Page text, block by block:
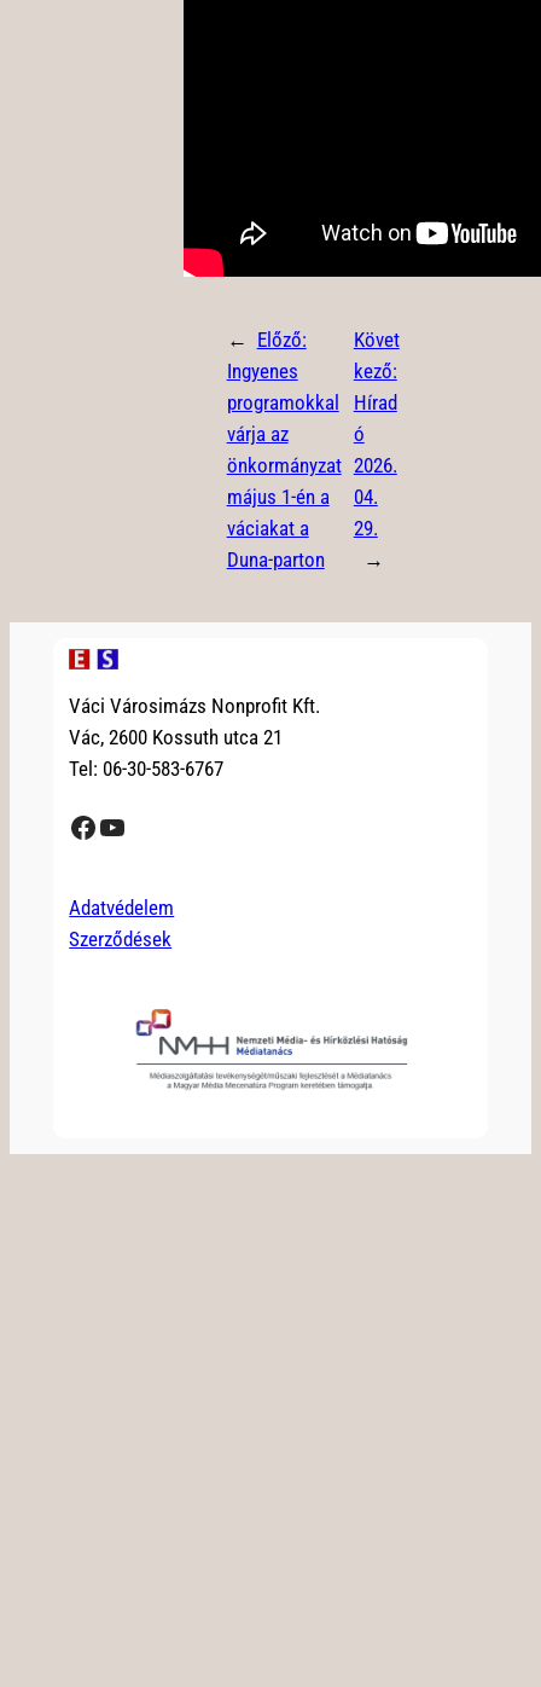
← Előző:
Ingyenes
programokkal
várja az
önkormányzat
május 1-én a
váciakat a
Duna-parton
Követ
kező:
Hírad
ó
2026.
04.
29.
→
Váci Városimázs Nonprofit Kft.
Vác, 2600 Kossuth utca 21
Tel: 06-30-583-6767
Facebook YouTube
Adatvédelem
Szerződések